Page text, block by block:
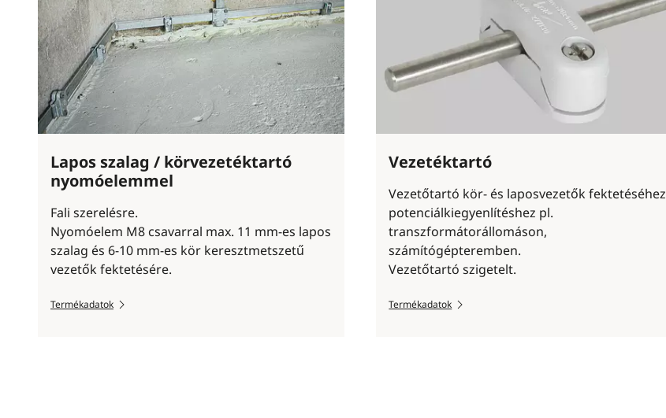
Lapos szalag / körvezetéktartó
nyomóelemmel
Fali szerelésre.
Nyomóelem M8 csavarral max. 11 mm-es lapos
szalag és 6-10 mm-es kör keresztmetszetű
vezetők fektetésére.
Termékadatok
Vezetéktartó
Vezetőtartó kör- és laposvezetők fektetéséhez
potenciálkiegyenlítéshez pl.
transzformátorállomáson,
számítógépteremben.
Vezetőtartó szigetelt.
Termékadatok